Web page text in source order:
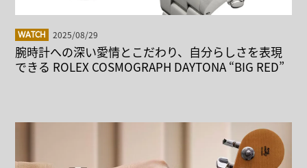
WATCH 2025/08/29
腕時計への深い愛情とこだわり、自分らしさを表現
できる ROLEX COSMOGRAPH DAYTONA “BIG RED”